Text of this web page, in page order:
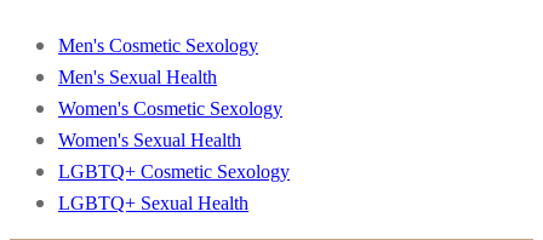
Men's Cosmetic Sexology
Men's Sexual Health
Women's Cosmetic Sexology
Women's Sexual Health
LGBTQ+ Cosmetic Sexology
LGBTQ+ Sexual Health